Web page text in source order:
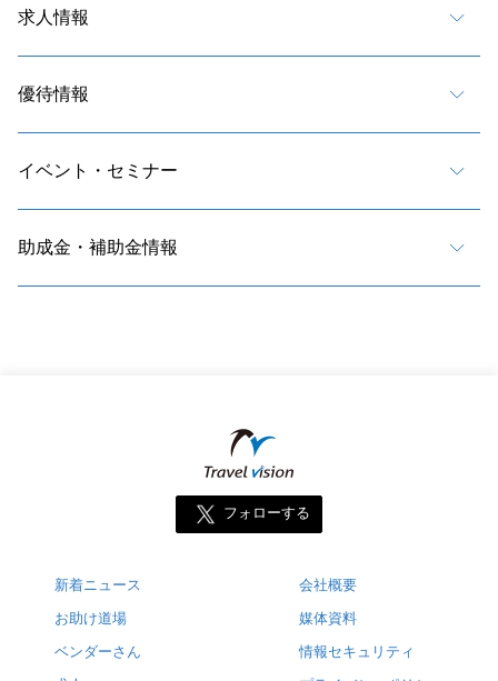
求人情報
優待情報
イベント・セミナー
助成金・補助金情報
フォローする
新着ニュース
お助け道場
ベンダーさん
会社概要
媒体資料
情報セキュリティ